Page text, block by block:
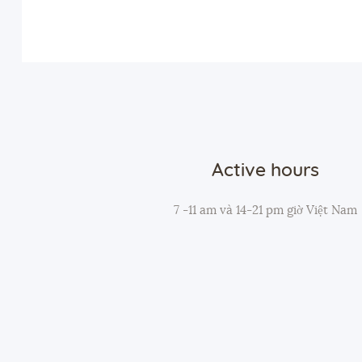
Active hours
7 -11 am và 14-21 pm giờ Việt Nam